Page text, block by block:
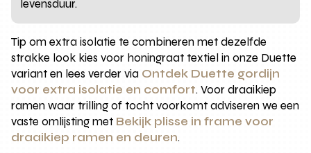
levensduur.
Tip om extra isolatie te combineren met dezelfde
strakke look kies voor honingraat textiel in onze Duette
variant en lees verder via Ontdek Duette gordijn
voor extra isolatie en comfort. Voor draaikiep
ramen waar trilling of tocht voorkomt adviseren we een
vaste omlijsting met Bekijk plisse in frame voor
draaikiep ramen en deuren.